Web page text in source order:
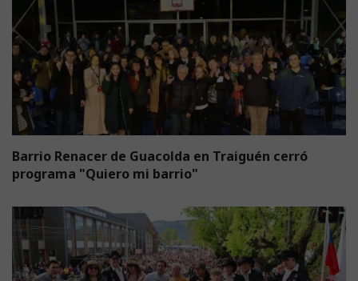
Barrio Renacer de Guacolda en Traiguén cerró
programa "Quiero mi barrio"